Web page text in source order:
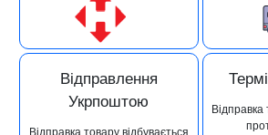
Відправлення
Укрпоштою
Відправка товару відбувається
Відправка